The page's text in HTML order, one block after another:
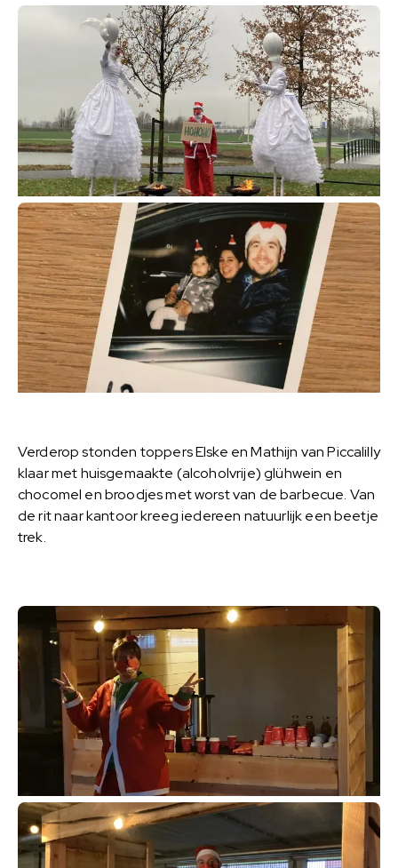
Verderop stonden toppers Elske en Mathijn van Piccalilly
klaar met huisgemaakte (alcoholvrije) glühwein en
chocomel en broodjes met worst van de barbecue. Van
de rit naar kantoor kreeg iedereen natuurlijk een beetje
trek.